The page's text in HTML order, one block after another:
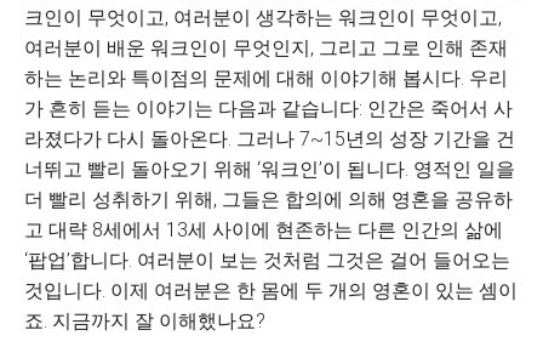
크인이 무엇이고, 여러분이 생각하는 워크인이 무엇이고,
여러분이 배운 워크인이 무엇인지, 그리고 그로 인해 존재
하는 논리와 특이점의 문제에 대해 이야기해 봅시다. 우리
가 흔히 듣는 이야기는 다음과 같습니다: 인간은 죽어서 사
라졌다가 다시 돌아온다. 그러나 7~15년의 성장 기간을 건
너뛰고 빨리 돌아오기 위해 ‘워크인’이 됩니다. 영적인 일을
더 빨리 성취하기 위해, 그들은 합의에 의해 영혼을 공유하
고 대략 8세에서 13세 사이에 현존하는 다른 인간의 삶에
‘팝업’합니다. 여러분이 보는 것처럼 그것은 걸어 들어오는
것입니다. 이제 여러분은 한 몸에 두 개의 영혼이 있는 셈이
죠. 지금까지 잘 이해했나요?